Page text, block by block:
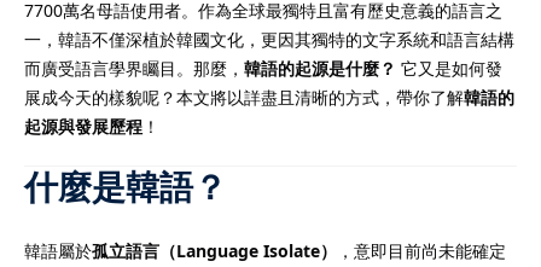
7700萬名母語使用者。作為全球最獨特且富有歷史意義的語言之
一，韓語不僅深植於韓國文化，更因其獨特的文字系統和語言結構
而廣受語言學界矚目。那麼， 韓語的起源是什麼？ 它又是如何發
展成今天的樣貌呢？本文將以詳盡且清晰的方式，帶你了解韓語的
起源與發展歷程 ！
什麼是韓語？
韓語屬於孤立語言（Language Isolate）
，意即目前尚未能確定